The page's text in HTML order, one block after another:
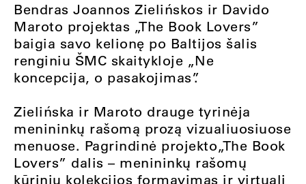
Bendras Joannos Zielińskos ir Davido
Maroto projektas „The Book Lovers”
baigia savo kelionę po Baltijos šalis
renginiu ŠMC skaitykloje „Ne
koncepcija, o pasakojimas”.
Zielińska ir Maroto drauge tyrinėja
menininkų rašomą prozą vizualiuosiuose
menuose. Pagrindinė projekto„The Book
Lovers” dalis – menininkų rašomų
kūrinių kolekcijos formavimas ir virtuali